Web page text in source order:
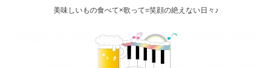
美味しいもの食べて×歌って=笑顔の絶えない日々♪